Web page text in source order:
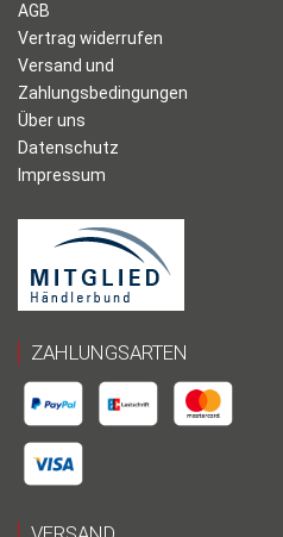
AGB
Vertrag widerrufen
Versand und
Zahlungsbedingungen
Über uns
Datenschutz
Impressum
ZAHLUNGSARTEN